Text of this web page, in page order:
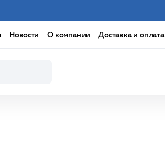
Новости О компании Доставка и оплата